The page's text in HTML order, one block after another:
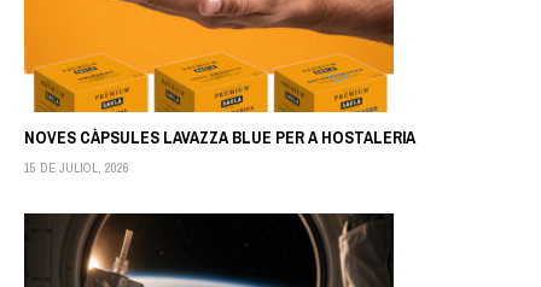
NOVES CÀPSULES LAVAZZA BLUE PER A HOSTALERIA
15 DE JULIOL, 2026